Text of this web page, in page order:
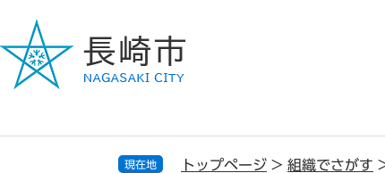
ジ
で
ュ
ば
現在地 トップページ > 組織でさがす